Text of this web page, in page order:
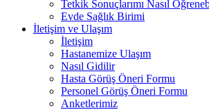
Tetkik Sonuçlarımı Nasıl
Evde Sağlık Birimi
İletişim ve Ulaşım
İletişim
Hastanemize Ulaşım
Nasıl Gidilir
Hasta Görüş Öneri Formu
Personel Görüş Öneri Formu
Anketlerimiz